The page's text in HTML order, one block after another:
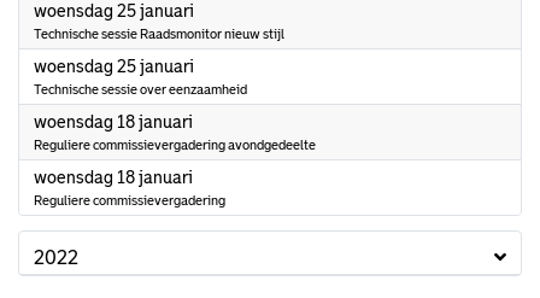
woensdag 25 januari
Technische sessie Raadsmonitor nieuw stijl
woensdag 25 januari
Technische sessie over eenzaamheid
woensdag 18 januari
Reguliere commissievergadering avondgedeelte
woensdag 18 januari
Reguliere commissievergadering
2022